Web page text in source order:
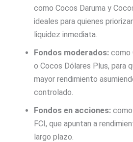
como Cocos Daruma y
ideales para quienes
liquidez inmediata.
Fondos moderados: como
o Cocos Dólares Plus, para
mayor rendimiento
controlado.
Fondos en acciones:como
FCI, que apuntan a
largo plazo.